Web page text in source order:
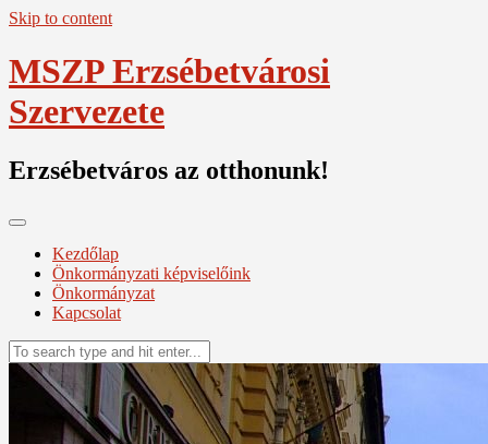
Skip to content
MSZP Erzsébetvárosi
Szervezete
Erzsébetváros az otthonunk!
Kezdőlap
Önkormányzati képviselőink
Önkormányzat
Kapcsolat